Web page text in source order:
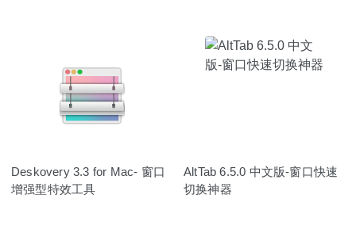
Deskovery 3.3 for Mac- 窗口
增强型特效工具
AltTab 6.5.0 中文版-窗口快速
切换神器